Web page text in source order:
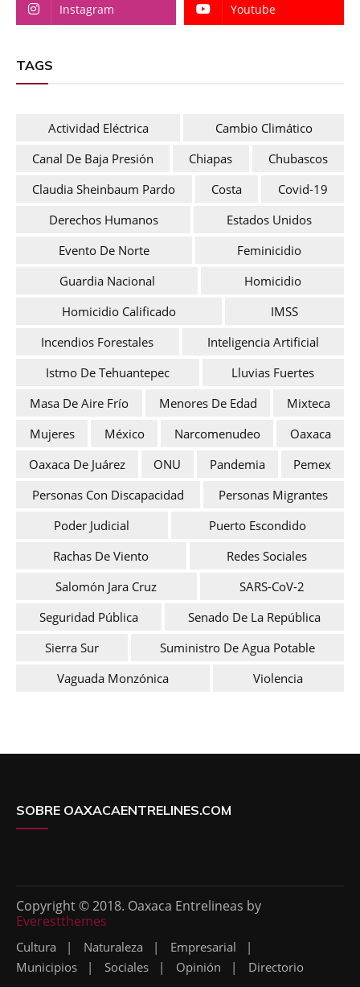
Instagram Youtube
TAGS
Actividad Eléctrica
Cambio Climático
Canal De Baja Presión
Chiapas
Chubascos
Claudia Sheinbaum Pardo
Costa
Covid-19
Derechos Humanos
Estados Unidos
Evento De Norte
Feminicidio
Guardia Nacional
Homicidio
Homicidio Calificado
IMSS
Incendios Forestales
Inteligencia Artificial
Istmo De Tehuantepec
Lluvias Fuertes
Masa De Aire Frío
Menores De Edad
Mixteca
Mujeres
México Narcomenudeo
Oaxaca
Oaxaca De Juárez
ONU Pandemia
Pemex
Personas Con Discapacidad
Personas Migrantes
Poder Judicial
Puerto Escondido
Rachas De Viento
Redes Sociales
Salomón Jara Cruz
SARS-CoV-2
Seguridad Pública
Senado De La República
Sierra Sur
Suministro De Agua Potable
Vaguada Monzónica
Violencia
SOBRE OAXACAENTRELINES.COM
Copyright © 2018. Oaxaca Entrelineas by
Everestthemes
Cultura Naturaleza
Empresarial
Municipios
Sociales Opinión Directorio